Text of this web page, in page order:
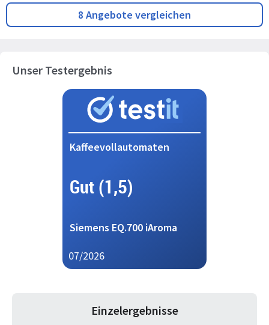
8 Angebote vergleichen
Unser Testergebnis
Kaffeevollautomaten
Gut (1,5)
Siemens EQ.700 iAroma
07/2026
Einzelergebnisse